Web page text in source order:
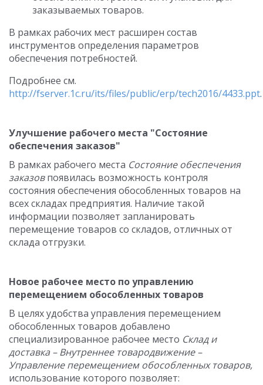
заказываемых товаров.
В рамках рабочих мест расширен состав
инструментов определения параметров
обеспечения потребностей.
Подробнее см.
http://fserver.1c.ru/its/files/public/erp/tech2016/4433.ppt.
Улучшение рабочего места "Состояние
обеспечения заказов"
В рамках рабочего места Состояние обеспечения
заказовпоявилась возможность контроля
состояния обеспечения обособленных товаров на
всех складах предприятия. Наличие такой
информации позволяет запланировать
перемещение товаров со складов, отличных от
склада отгрузки.
Новое рабочее место по управлению
перемещением обособленных товаров
В целях удобства управления перемещением
обособленных товаров добавлено
специализированное рабочее место Склад и
доставка – Внутреннее товародвижение –
Управление перемещением обособленных товаров,
использование которого позволяет: